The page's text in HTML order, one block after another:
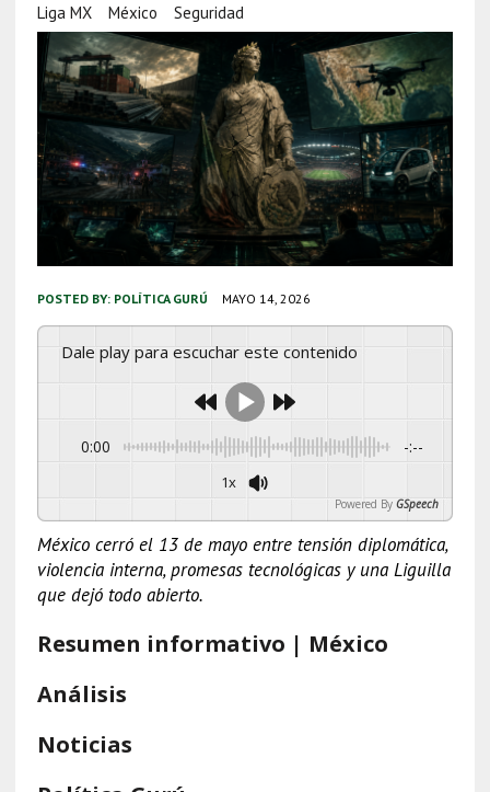
Liga MX
México Seguridad
POSTED BY: POLÍTICA GURÚ MAYO 14, 2026
Dale play para escuchar este contenido
0:00 -:--
1x
Powered By GSpeech
México cerró el 13 de mayo entre tensión diplomática,
violencia interna, promesas tecnológicas y una Liguilla
que dejó todo abierto.
Resumen informativo | México
Análisis
Noticias